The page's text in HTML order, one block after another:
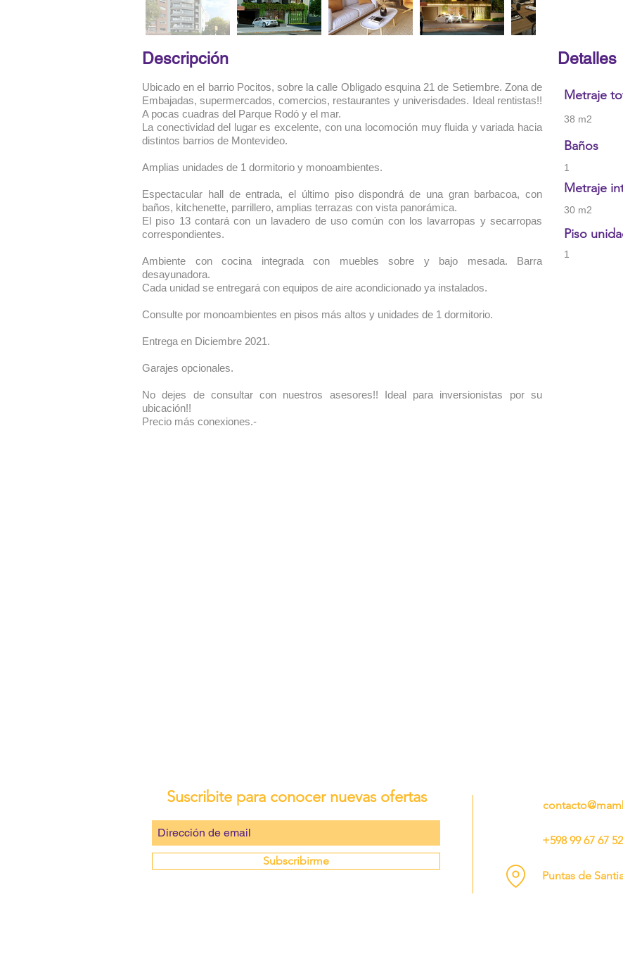
Descripción Detalles
Ubicado en el barrio Pocitos, sobre la calle Obligado esquina 21 de Setiembre. Zona de
Embajadas, supermercados, comercios, restaurantes y univerisdades. Ideal rentistas!!
A pocas cuadras del Parque Rodó y el mar.
La conectividad del lugar es excelente, con una locomoción muy fluida y variada hacia
distintos barrios de Montevideo.
Amplias unidades de 1 dormitorio y monoambientes.
Espectacular hall de entrada, el último piso dispondrá de una gran barbacoa, con
baños, kitchenette, parrillero, amplias terrazas con vista panorámica.
El piso 13 contará con un lavadero de uso común con los lavarropas y secarropas
correspondientes.
Ambiente con cocina integrada con muebles sobre y bajo mesada. Barra
desayunadora.
Cada unidad se entregará con equipos de aire acondicionado ya instalados.
Consulte por monoambientes en pisos más altos y unidades de 1 dormitorio.
Entrega en Diciembre 2021.
Garajes opcionales.
No dejes de consultar con nuestros asesores!! Ideal para inversionistas por su
ubicación!!
Precio más conexiones.-
Metraje
38 m2
Baños
1
Metraje
30 m2
Piso
1
Suscribite para conocer nuevas ofertas
Subscribirme
+598 99 67 67 52
Puntas de